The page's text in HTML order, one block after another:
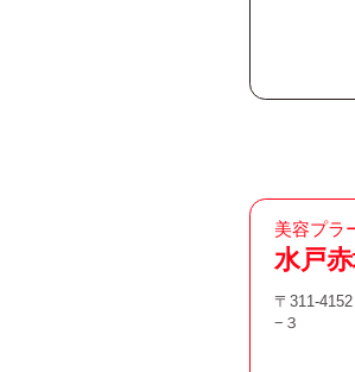
美容プラ
水戸
〒311-
−３